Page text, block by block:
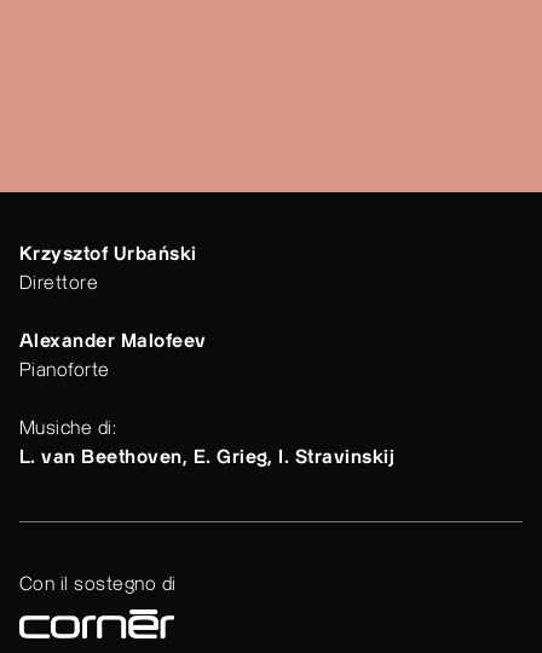
Krzysztof Urbański
Direttore
Alexander Malofeev
Pianoforte
Musiche di:
L. van Beethoven, E. Grieg, I. Stravinskij
Con il sostegno di